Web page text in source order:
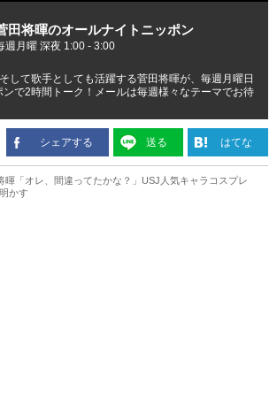
田将暉のオールナイトニッポン
週月曜 深夜 1:00 - 3:00
して歌手としても活躍する菅田将暉が、毎週月曜日
で2時間トーク！メールは毎週様々なテーマでお待
シェアする 送る はてな
暉「オレ、間違ってたかな？」USJ人気キャラコスプレ
かす